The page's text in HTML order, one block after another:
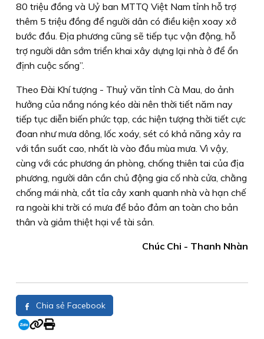
80 triệu đồng và Uỷ ban MTTQ Việt Nam tỉnh hỗ trợ
thêm 5 triệu đồng để người dân có điều kiện xoay xở
bước đầu. Địa phương cũng sẽ tiếp tục vận động, hỗ
trợ người dân sớm triển khai xây dựng lại nhà ở để ổn
định cuộc sống”.
Theo Đài Khí tượng - Thuỷ văn tỉnh Cà Mau, do ảnh
hưởng của nắng nóng kéo dài nên thời tiết năm nay
tiếp tục diễn biến phức tạp, các hiện tượng thời tiết cực
đoan như mưa dông, lốc xoáy, sét có khả năng xảy ra
với tần suất cao, nhất là vào đầu mùa mưa. Vì vậy,
cùng với các phương án phòng, chống thiên tai của địa
phương, người dân cần chủ động gia cố nhà cửa, chằng
chống mái nhà, cắt tỉa cây xanh quanh nhà và hạn chế
ra ngoài khi trời có mưa để bảo đảm an toàn cho bản
thân và giảm thiệt hại về tài sản.
Chúc Chi - Thanh Nhàn
Chia sẻ Facebook